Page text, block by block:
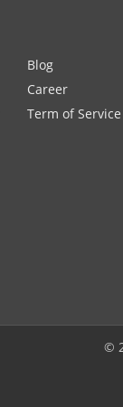
Blog
Career
Term of Service
©